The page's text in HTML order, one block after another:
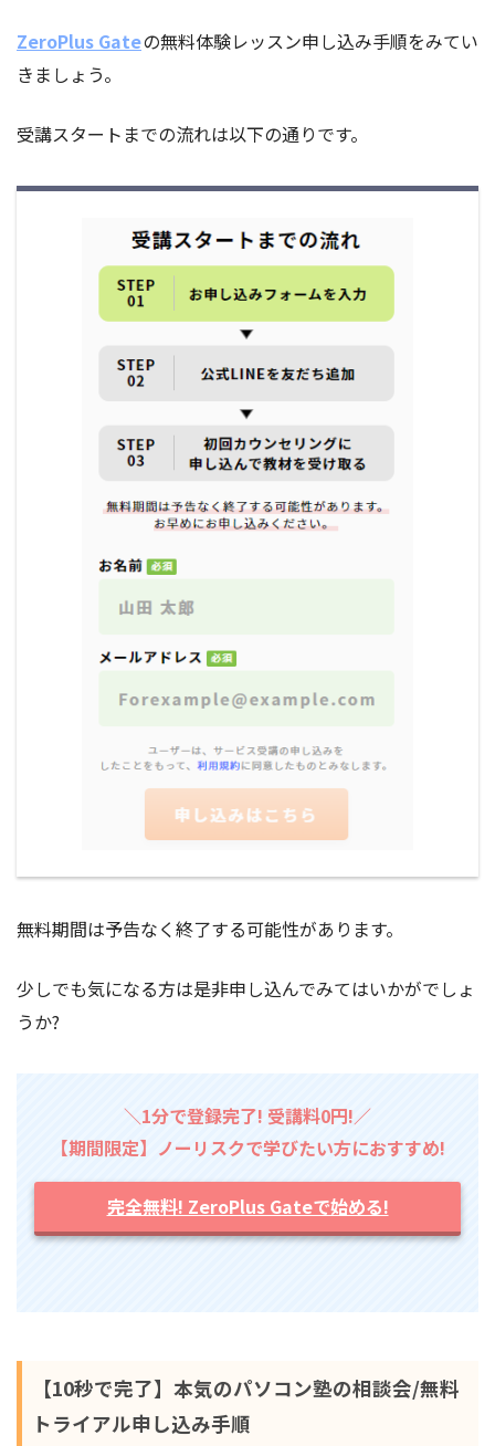
ZeroPlus Gateの無料体験レッスン申し込み手順をみてい
きましょう。
受講スタートまでの流れは以下の通りです。
無料期間は予告なく終了する可能性があります。
少しでも気になる方は是非申し込んでみてはいかがでしょ
うか?
＼1分で登録完了! 受講料0円!／
【期間限定】ノーリスクで学びたい方におすすめ!
完全無料! ZeroPlus Gateで始める!
【10秒で完了】本気のパソコン塾の相談会/無料
トライアル申し込み手順